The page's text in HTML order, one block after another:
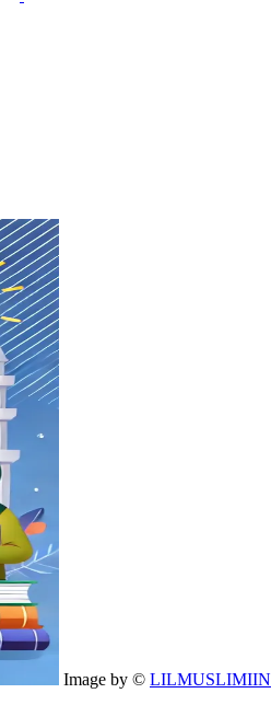
Image by © LILMUSLIMIIN